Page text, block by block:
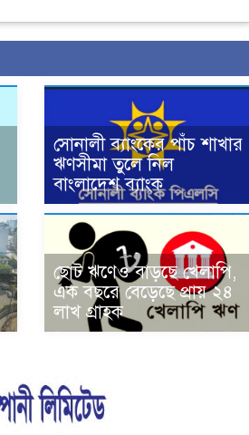
সোনালী ব্যাংকের পাঁচ শাখার
ঋণসীমা তুলে নিল
বাংলাদেশ ব্যাংক
ছোট ঋণেও বাড়ছে খেলাপি,
এক বছরে বেড়েছে প্রায় ২৪
লাখ গ্রাহক